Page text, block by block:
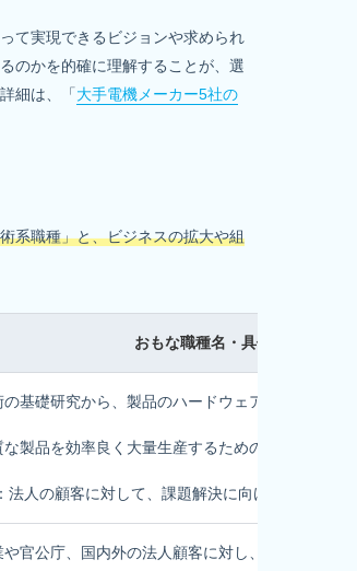
て実現できるビジョンや求められ
のかを的確に理解することが、選
細は、「大手電機メーカー5社の
系職種」と、ビジネスの拡大や組
おもな職種名・具体的な業務内容
の基礎研究から、製品のハードウェア設計、シス
な製品を効率良く大量生産するための、最先端の
：法人の顧客に対して、課題解決に向けたITシステ
や官公庁、国内外の法人顧客に対し、自社の製品